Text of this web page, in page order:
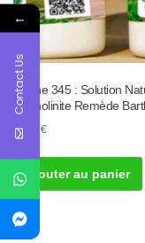
Tisane 345 : Solution
Bartholinite Remède
30.00€
Ajouter au panier
←
Contact Us